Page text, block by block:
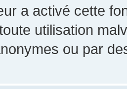
a activé cette
utilisation
ou par